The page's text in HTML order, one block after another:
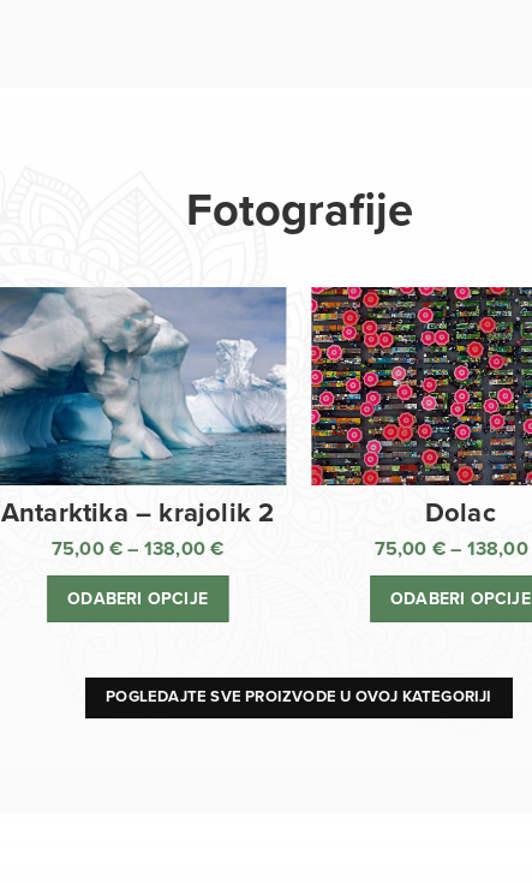
Fotografije
Antarktika – krajolik 2
75,00 € – 138,00€
138,00 €
ODABERI OPCIJE
Dolac
75,00 € – 138,00
ODABERI OPCIJE
POGLEDAJTE SVE PROIZVODE U OVOJ KATEGORIJI